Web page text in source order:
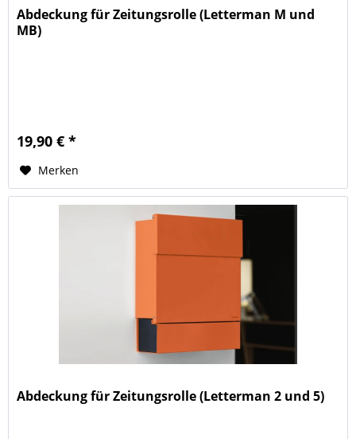
Abdeckung für Zeitungsrolle (Letterman M und
MB)
19,90 € *
Merken
Abdeckung für Zeitungsrolle (Letterman 2 und 5)